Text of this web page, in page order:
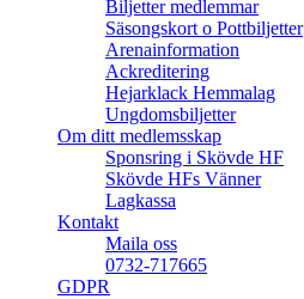
Biljetter medlemmar
Säsongskort o Pottbiljetter
Arenainformation
Ackreditering
Hejarklack Hemmalag
Ungdomsbiljetter
Om ditt medlemsskap
Sponsring i Skövde HF
Skövde HFs Vänner
Lagkassa
Kontakt
Maila oss
0732-717665
GDPR